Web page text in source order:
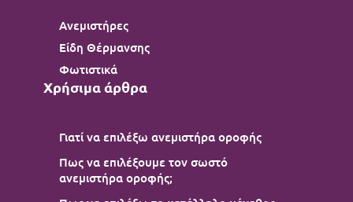
Ανεμιστήρες
Είδη Θέρμανσης
Φωτιστικά
Χρήσιμα άρθρα
Γιατί να επιλέξω ανεμιστήρα οροφής
Πως να επιλέξουμε τον σωστό
ανεμιστήρα οροφής;